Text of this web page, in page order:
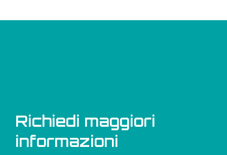
Richiedi maggiori
informazioni